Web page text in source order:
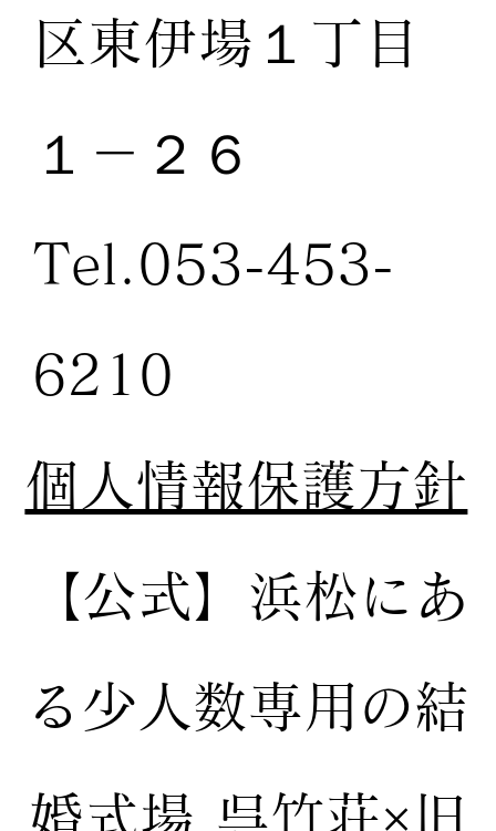
区東伊場１丁目
１－２６
Tel.053-453-
6210
個人情報保護方針
【公式】 浜松にあ
る少人数専用の結
婚式場 呉竹荘×旧